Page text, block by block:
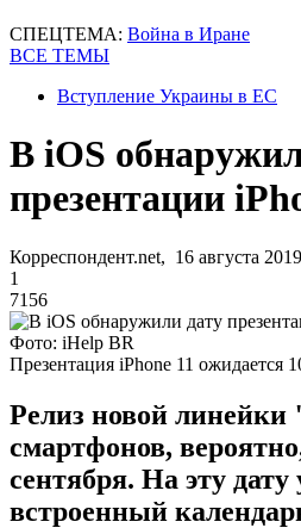
СПЕЦТЕМА: Война в Иране
ВСЕ ТЕМЫ
Вступление Украины в ЕС
В iOS
презентации
Корреспондент.net, 16 августа
1
7156
Фото: iHelp BR
Презентация iPhone 11 ожидается
Релиз новой
смартфонов,
сентября. На эту дату
встроенный